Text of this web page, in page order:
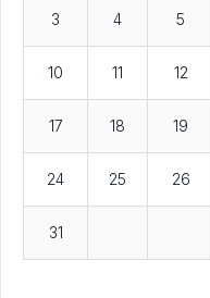
3 4 5
10 11 12
17 18 19
24 25 26
31